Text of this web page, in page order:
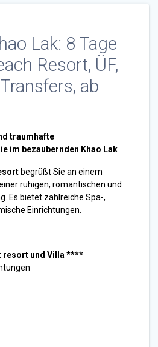
Lak: 8 Tage
Resort, ÜF,
ab
traumhafte
im bezaubernden Khao Lak
begrüßt Sie an einem
ruhigen, romantischen und
Es bietet zahlreiche Spa-,
Einrichtungen.
resort und Villa ****